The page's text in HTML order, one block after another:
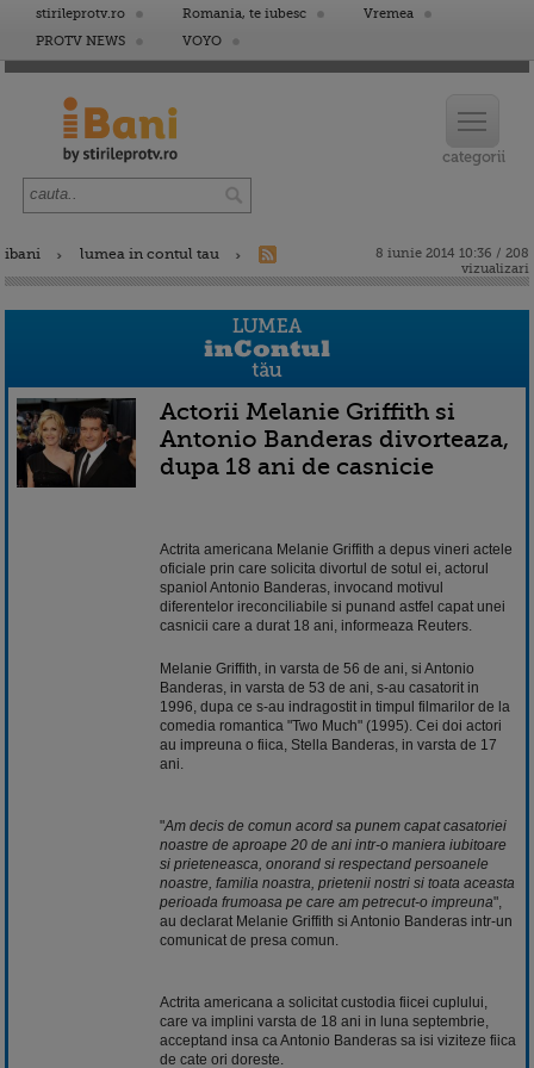
stirileprotv.ro Romania, te iubesc
Vremea
PROTV NEWS
VOYO
ibani lumea in contul tau
8 iunie 2014 10:36 / 208
vizualizari
Actorii Melanie Griffith si
Antonio Banderas divorteaza,
dupa 18 ani de casnicie
Actrita americana Melanie Griffith a depus vineri actele
oficiale prin care solicita divortul de sotul ei, actorul
spaniol Antonio Banderas, invocand motivul
diferentelor ireconciliabile si punand astfel capat unei
casnicii care a durat 18 ani, informeaza Reuters.
Melanie Griffith, in varsta de 56 de ani, si Antonio
Banderas, in varsta de 53 de ani, s-au casatorit in
1996, dupa ce s-au indragostit in timpul filmarilor de la
comedia romantica "Two Much" (1995). Cei doi actori
au impreuna o fiica, Stella Banderas, in varsta de 17
ani.
"Am decis de comun acord sa punem capat casatoriei
noastre de aproape 20 de ani intr-o maniera iubitoare
si prieteneasca, onorand si respectand persoanele
noastre, familia noastra, prietenii nostri si toata aceasta
perioada frumoasa pe care am petrecut-o impreuna",
au declarat Melanie Griffith si Antonio Banderas intr-un
comunicat de presa comun.
Actrita americana a solicitat custodia fiicei cuplului,
care va implini varsta de 18 ani in luna septembrie,
acceptand insa ca Antonio Banderas sa isi viziteze fiica
de cate ori doreste.